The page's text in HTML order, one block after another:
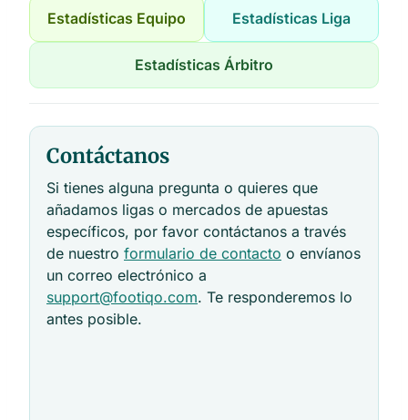
Estadísticas Equipo Estadísticas Liga
Estadísticas Árbitro
Contáctanos
Si tienes alguna pregunta o quieres que
añadamos ligas o mercados de apuestas
específicos, por favor contáctanos a través
de nuestro formulario de contacto o envíanos
un correo electrónico a
support@footiqo.com. Te responderemos lo
antes posible.